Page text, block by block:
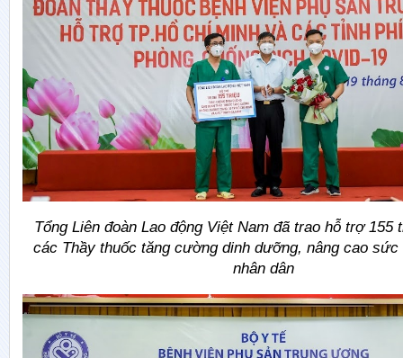
Tổng Liên đoàn Lao động Việt Nam đã trao hỗ trợ 155
các Thầy thuốc tăng cường dinh dưỡng, nâng cao sức
nhân dân